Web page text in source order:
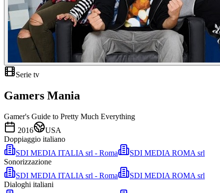
Serie tv
Gamers Mania
Gamer's Guide to Pretty Much Everything
2016
USA
Doppiaggio italiano
SDI MEDIA ITALIA srl - Roma
SDI MEDIA ROMA srl
Sonorizzazione
SDI MEDIA ITALIA srl - Roma
SDI MEDIA ROMA srl
Dialoghi italiani